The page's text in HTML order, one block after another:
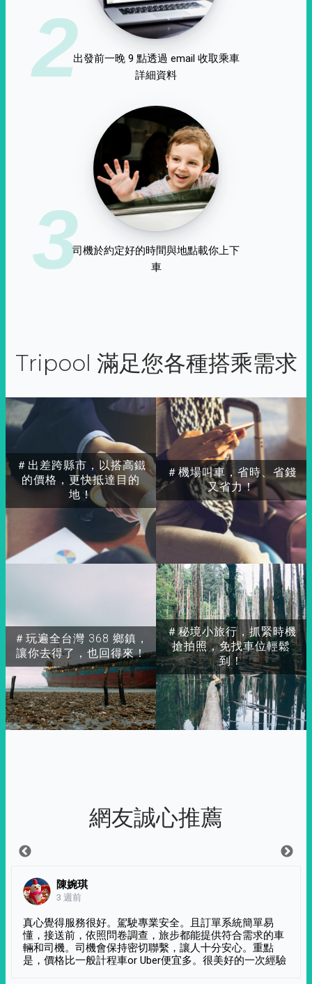
2出發前一晚 9 點透過 email 收取乘車
詳細資料
3司機於約定好的時間與地點載你上下
車
Tripool 滿足您各種搭乘需求
＃出差跨縣市，以搭高鐵
的價格，更快抵達目的
地！
＃玩遍全台灣 368 鄉鎮，
讓你去得了，也回得來！
＃秘境小旅行，抓緊時機
搶拍照，免找車位輕鬆
到！
＃機場叫車，省時、省錢
又省力！
網友誠心推薦
陳婉琪
3 週前
真心覺得服務很好。駕駛專業安全。且訂單系統簡單易
懂，接送前，依照問卷調查，旅步都能提供符合需求的車
輛和司機。司機會保持密切聯繫，讓人十分安心。重點
是，價格比一般計程車or Uber便宜多。很美好的一次經驗